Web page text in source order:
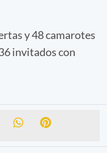
y 48 camarotes
invitados con